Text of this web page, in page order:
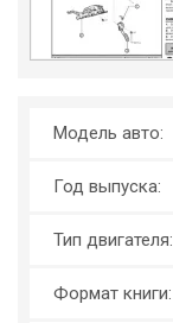
Модель авто:
Год выпуска:
Тип двигателя:
Формат книги: